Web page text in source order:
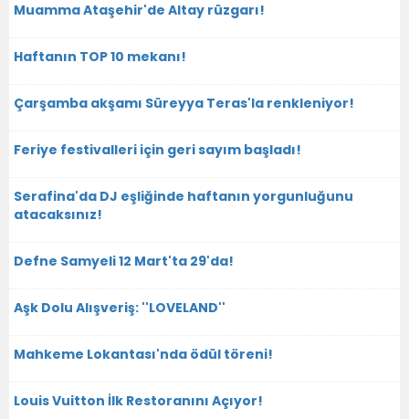
Muamma Ataşehir'de Altay rüzgarı!
Haftanın TOP 10 mekanı!
Çarşamba akşamı Süreyya Teras'la renkleniyor!
Feriye festivalleri için geri sayım başladı!
Serafina'da DJ eşliğinde haftanın yorgunluğunu
atacaksınız!
Defne Samyeli 12 Mart'ta 29'da!
Aşk Dolu Alışveriş: ''LOVELAND''
Mahkeme Lokantası'nda ödül töreni!
Louis Vuitton İlk Restoranını Açıyor!